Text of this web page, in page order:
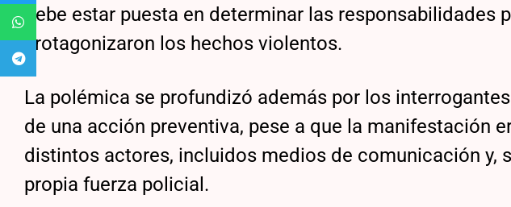
debe estar puesta en determinar las responsabilidades
protagonizaron los hechos violentos.
La polémica se profundizó además por los
de una acción preventiva, pese a que la manifestación
distintos actores, incluidos medios de comunicación y,
propia fuerza policial.